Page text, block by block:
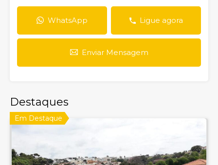
WhatsApp Ligue agora
Enviar Mensagem
Destaques
Em Destaque